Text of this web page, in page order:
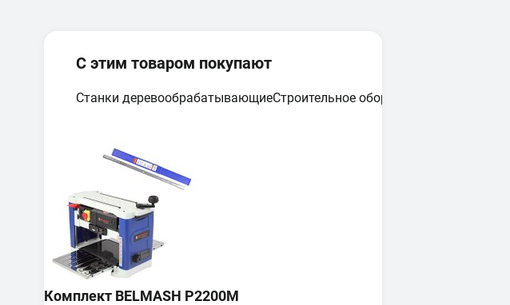
С этим товаром покупают
Станки деревообрабатывающиеСтроительное оборудование
Комплект BELMASH P2200M